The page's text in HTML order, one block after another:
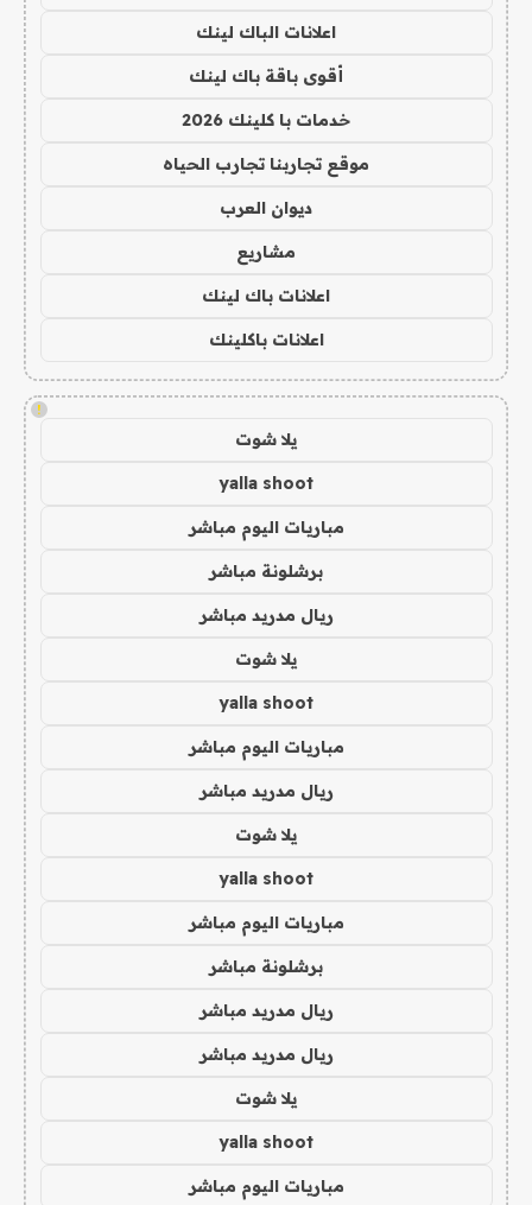
اعلانات الباك لينك
أقوى باقة باك لينك
خدمات با كلينك 2026
موقع تجاربنا تجارب الحياه
ديوان العرب
مشاريع
اعلانات باك لينك
اعلانات باكلينك
!
يلا شوت
yalla shoot
مباريات اليوم مباشر
برشلونة مباشر
ريال مدريد مباشر
يلا شوت
yalla shoot
مباريات اليوم مباشر
ريال مدريد مباشر
يلا شوت
yalla shoot
مباريات اليوم مباشر
برشلونة مباشر
ريال مدريد مباشر
ريال مدريد مباشر
يلا شوت
yalla shoot
مباريات اليوم مباشر